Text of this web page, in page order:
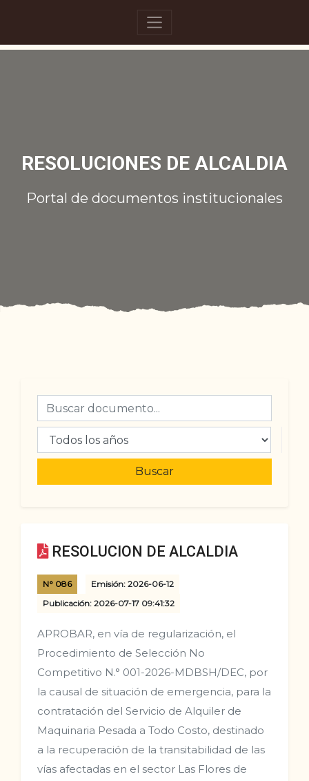
RESOLUCIONES DE ALCALDIA
Portal de documentos institucionales
Buscar
RESOLUCION DE ALCALDIA
N° 086
Emisión: 2026-06-12
Publicación: 2026-07-17 09:41:32
APROBAR, en vía de regularización, el
Procedimiento de Selección No
Competitivo N.° 001-2026-MDBSH/DEC, por
la causal de situación de emergencia, para la
contratación del Servicio de Alquiler de
Maquinaria Pesada a Todo Costo, destinado
a la recuperación de la transitabilidad de las
vías afectadas en el sector Las Flores de